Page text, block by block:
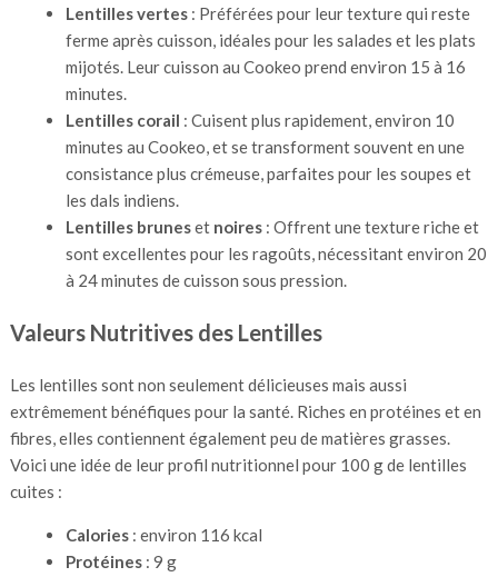
Lentilles vertes: Préférées pour leur texture qui reste
ferme après cuisson, idéales pour les salades et les plats
mijotés. Leur cuisson au Cookeo prend environ 15 à 16
minutes.
Lentilles corail : Cuisent plus rapidement, environ 10
minutes au Cookeo, et se transforment souvent en une
consistance plus crémeuse, parfaites pour les soupes et
les dals indiens.
Lentilles bruneset noires: Offrent une texture riche et
sont excellentes pour les ragoûts, nécessitant environ 20
à 24 minutes de cuisson sous pression.
Valeurs Nutritives des Lentilles
Les lentilles sont non seulement délicieuses mais aussi
extrêmement bénéfiques pour la santé. Riches en protéines et en
fibres, elles contiennent également peu de matières grasses.
Voici une idée de leur profil nutritionnel pour 100 g de lentilles
cuites :
Calories: environ 116 kcal
Protéines: 9 g